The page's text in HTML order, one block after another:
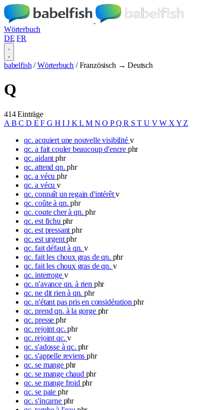
Wörterbuch
DE FR
babelfish / Wörterbuch / Französisch → Deutsch
Q
414 Einträge
A BC D EF G HI J KL M NO PQR STU VW X Y Z
qc. acquiert une nouvelle visibilité v
qc. a fait couler beaucoup d'encre phr
qc. aidantphr
qc. attend qn.phr
qc. a vécuphr
qc. a vécuv
qc. connaît un regain d'intérêtv
qc. coûte à qn.phr
qc. coute cher à qn.phr
qc. est fichu phr
qc. est pressantphr
qc. est urgentphr
qc. fait défaut à qn.v
qc. fait les choux gras de qn. phr
qc. fait les choux gras de qn. v
qc. interroge v
qc. n'avance qn. à rien phr
qc. ne dit rien à qn.phr
qc. n'étant pas pris en considérationphr
qc. prend qn. à la gorge phr
qc. pressephr
qc. rejoint qc.phr
qc. rejoint qc.v
qc. s'adosse à qc. phr
qc. s'appelle reviensphr
qc. se mange phr
qc. se mange chaud phr
qc. se mange froid phr
qc. se paie phr
qc. s'incarne phr